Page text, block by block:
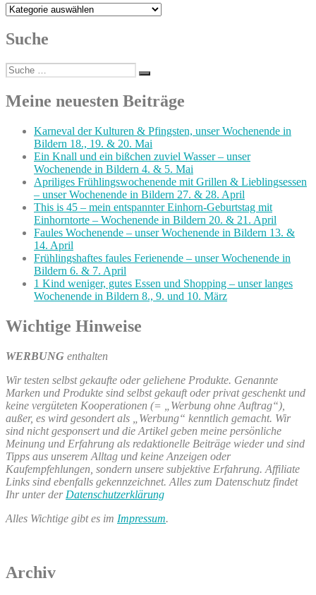
Kategorien
Suche
Suche
nach:
Suchen
Meine neuesten Beiträge
Karneval der Kulturen & Pfingsten, unser Wochenende in
Bildern 18., 19. & 20. Mai
Ein Knall und ein bißchen zuviel Wasser – unser
Wochenende in Bildern 4. & 5. Mai
Apriliges Frühlingswochenende mit Grillen & Lieblingsessen
– unser Wochenende in Bildern 27. & 28. April
This is 45 – mein entspannter Einhorn-Geburtstag mit
Einhorntorte – Wochenende in Bildern 20. & 21. April
Faules Wochenende – unser Wochenende in Bildern 13. &
14. April
Frühlingshaftes faules Ferienende – unser Wochenende in
Bildern 6. & 7. April
1 Kind weniger, gutes Essen und Shopping – unser langes
Wochenende in Bildern 8., 9. und 10. März
Wichtige Hinweise
WERBUNG enthalten
Wir testen selbst gekaufte oder geliehene Produkte. Genannte
Marken und Produkte sind selbst gekauft oder privat geschenkt und
keine vergüteten Kooperationen (= „Werbung ohne Auftrag“),
außer, es wird gesondert als „Werbung“ kenntlich gemacht. Wir
sind nicht gesponsert und die Artikel geben meine persönliche
Meinung und Erfahrung als redaktionelle Beiträge wieder und sind
Tipps aus unserem Alltag und keine Anzeigen oder
Kaufempfehlungen, sondern unsere subjektive Erfahrung. Affiliate
Links sind ebenfalls gekennzeichnet. Alles zum Datenschutz findet
Ihr unter der Datenschutzerklärung
Alles Wichtige gibt es im Impressum.
Archiv